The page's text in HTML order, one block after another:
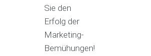
Sie den
Erfolg der
Marketing-
Bemühungen!